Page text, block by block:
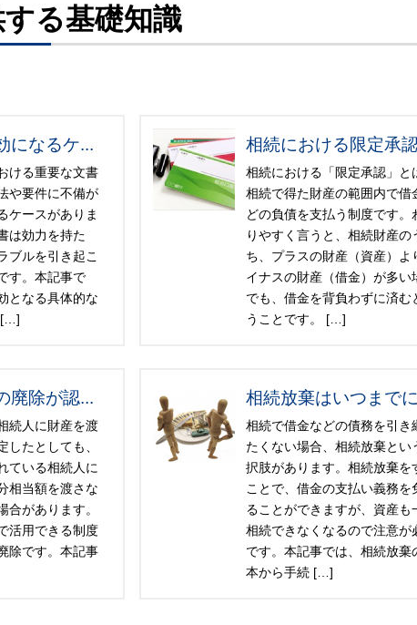
る基礎知識
になるケ...
ける重要な文書
や要件に不備が
ケースがありま
は効力を持た
ブルを引き起こ
す。本記事で
となる具体的な
[…]
相続における限定承
相続における「限定承認」と
相続で得た財産の範囲内で借
どの負債を支払う制度です。
りやすく言うと、相続財産の
ち、プラスの財産（資産）よ
イナスの財産（借金）が多い
でも、借金を背負わずに済む
うことです。 […]
廃除が認...
続人に財産を渡
したとしても、
ている相続人に
相当額を渡さな
合があります。
活用できる制度
除です。本記事
相続放棄はいつまで
相続で借金などの債務を引き
たくない場合、相続放棄とい
択肢があります。相続放棄を
ことで、借金の支払い義務を
ることができますが、資産も
相続できなくなるので注意が
です。本記事では、相続放棄
本から手続 […]